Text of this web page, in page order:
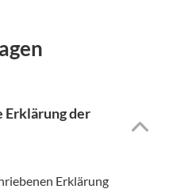
Erklärung der
Erklärung